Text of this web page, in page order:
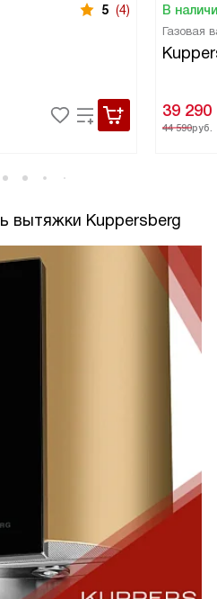
5 (4) В
Газовая
39 290
44 590руб.
вытяжки Kuppersberg